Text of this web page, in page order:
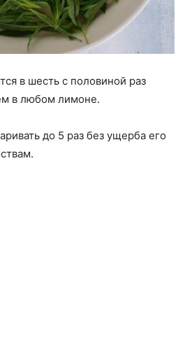
в шесть с половиной раз
в любом лимоне.
до 5 раз без ущерба его